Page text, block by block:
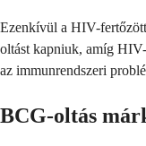
Ezenkívül a HIV-
oltást kapniuk, amíg
az immunrendszeri
BCG-oltás